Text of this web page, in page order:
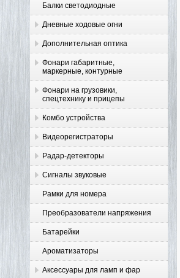
Балки светодиодные
Дневные ходовые огни
Дополнительная оптика
Фонари габаритные,
маркерные, контурные
Фонари на грузовики,
спецтехнику и прицепы
Комбо устройства
Видеорегистраторы
Радар-детекторы
Сигналы звуковые
Рамки для номера
Преобразователи напряжения
Батарейки
Ароматизаторы
Аксессуары для ламп и фар